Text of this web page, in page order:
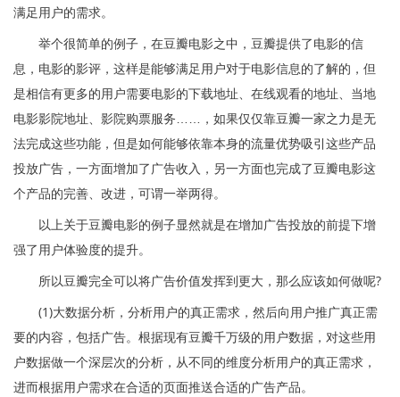
满足用户的需求。
举个很简单的例子，在豆瓣电影之中，豆瓣提供了电影的信
息，电影的影评，这样是能够满足用户对于电影信息的了解的，但
是相信有更多的用户需要电影的下载地址、在线观看的地址、当地
电影影院地址、影院购票服务……，如果仅仅靠豆瓣一家之力是无
法完成这些功能，但是如何能够依靠本身的流量优势吸引这些产品
投放广告，一方面增加了广告收入，另一方面也完成了豆瓣电影这
个产品的完善、改进，可谓一举两得。
以上关于豆瓣电影的例子显然就是在增加广告投放的前提下增
强了用户体验度的提升。
所以豆瓣完全可以将广告价值发挥到更大，那么应该如何做呢?
(1)大数据分析，分析用户的真正需求，然后向用户推广真正需
要的内容，包括广告。根据现有豆瓣千万级的用户数据，对这些用
户数据做一个深层次的分析，从不同的维度分析用户的真正需求，
进而根据用户需求在合适的页面推送合适的广告产品。